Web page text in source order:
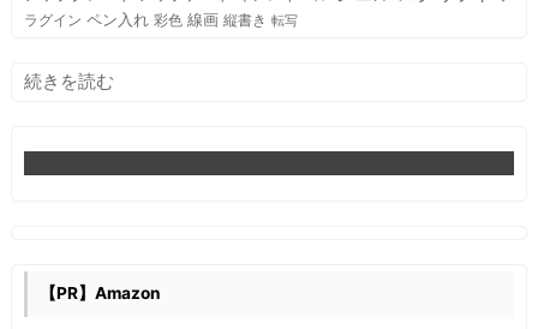
ラグイン ペン入れ 彩色 線画 縦書き 転写
続きを読む:
fu
拡
【PR】Amazon